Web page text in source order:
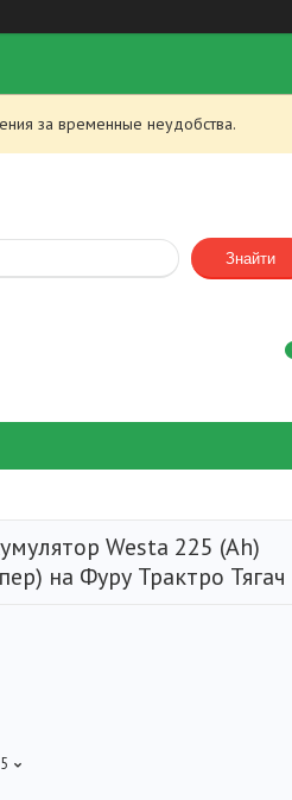
за временные неудобства.
Знайти
Westa 225 (Ah)
на Фуру Трактро Тягач